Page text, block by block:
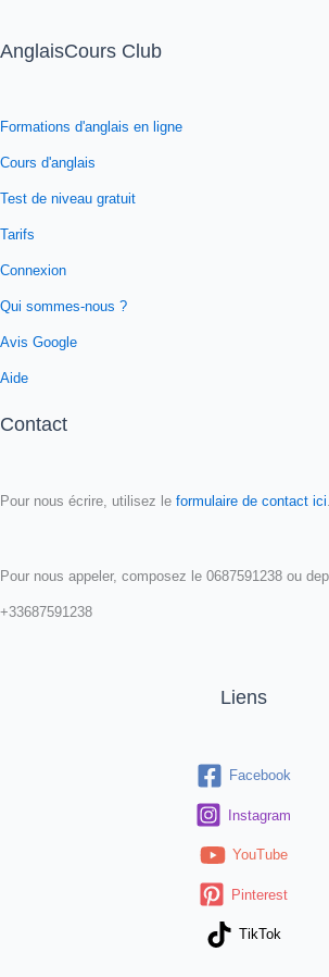
AnglaisCours Club
Formations d'anglais en ligne
Cours d'anglais
Test de niveau gratuit
Tarifs
Connexion
Qui sommes-nous ?
Avis Google
Aide
Contact
Pour nous écrire, utilisez le formulaire de contact ici
Pour nous appeler, composez le 0687591238 ou
+33687591238
Liens
Facebook
Instagram
YouTube
Pinterest
TikTok